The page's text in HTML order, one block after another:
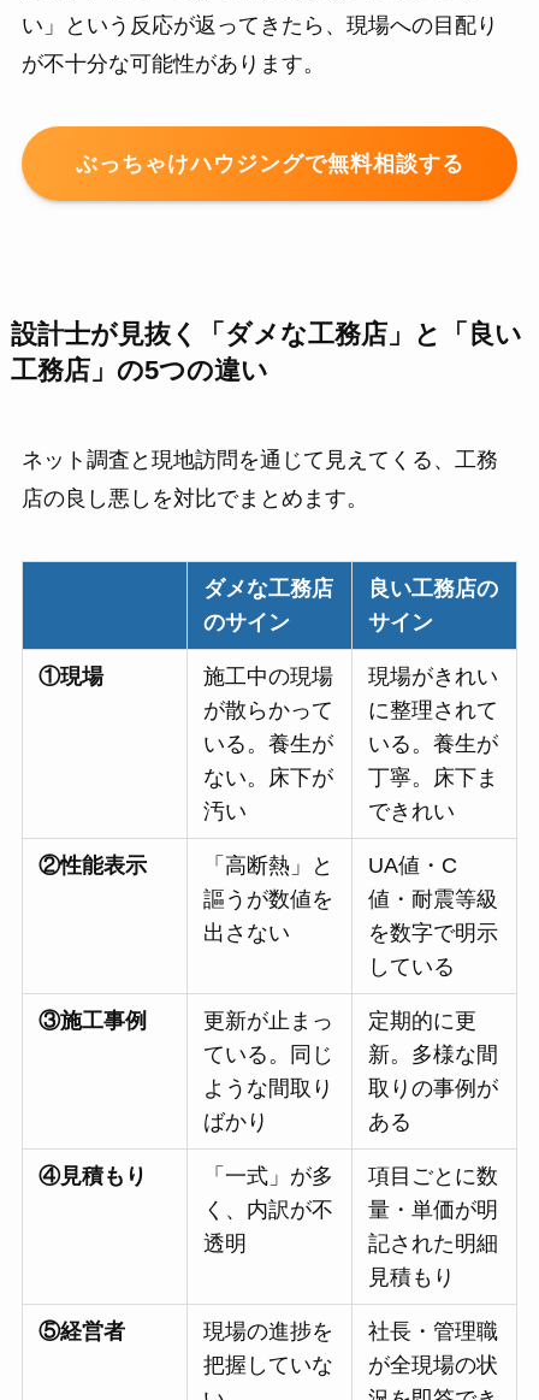
い」という反応が返ってきたら、現場への目配り
が不十分な可能性があります。
ぶっちゃけハウジングで無料相談する
設計士が見抜く「ダメな工務店」と「良い
工務店」の5つの違い
ネット調査と現地訪問を通じて見えてくる、工務
店の良し悪しを対比でまとめます。
ダメな工務店
のサイン
良い工務店の
サイン
①現場
施工中の現場
が散らかって
いる。養生が
ない。床下が
汚い
現場がきれい
に整理されて
いる。養生が
丁寧。床下ま
できれい
②性能表示
「高断熱」と
謳うが数値を
出さない
UA値・C
値・耐震等級
を数字で明示
している
③施工事例
更新が止まっ
ている。同じ
ような間取り
ばかり
定期的に更
新。多様な間
取りの事例が
ある
④見積もり
「一式」が多
く、内訳が不
透明
項目ごとに数
量・単価が明
記された明細
見積もり
⑤経営者
現場の進捗を
把握していな
社長・管理職
が全現場の状